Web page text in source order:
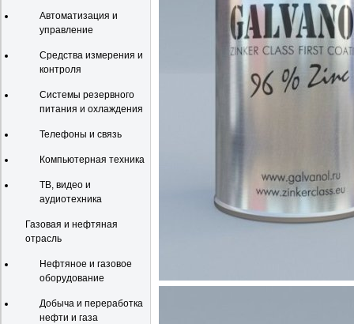
Автоматизация и
управление
Средства измерения и
контроля
Системы резервного
питания и охлаждения
Телефоны и связь
Компьютерная техника
ТВ, видео и
аудиотехника
Газовая и нефтяная
отрасль
Нефтяное и газовое
оборудование
Добыча и переработка
нефти и газа